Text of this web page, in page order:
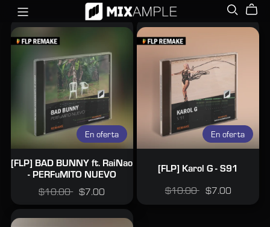
En oferta
[FLP] BAD BUNNY ft. RaiNao
- PERFuMITO NUEVO
$10.00 $7.00
En oferta
[FLP] Karol G - S91
$10.00 $7.00